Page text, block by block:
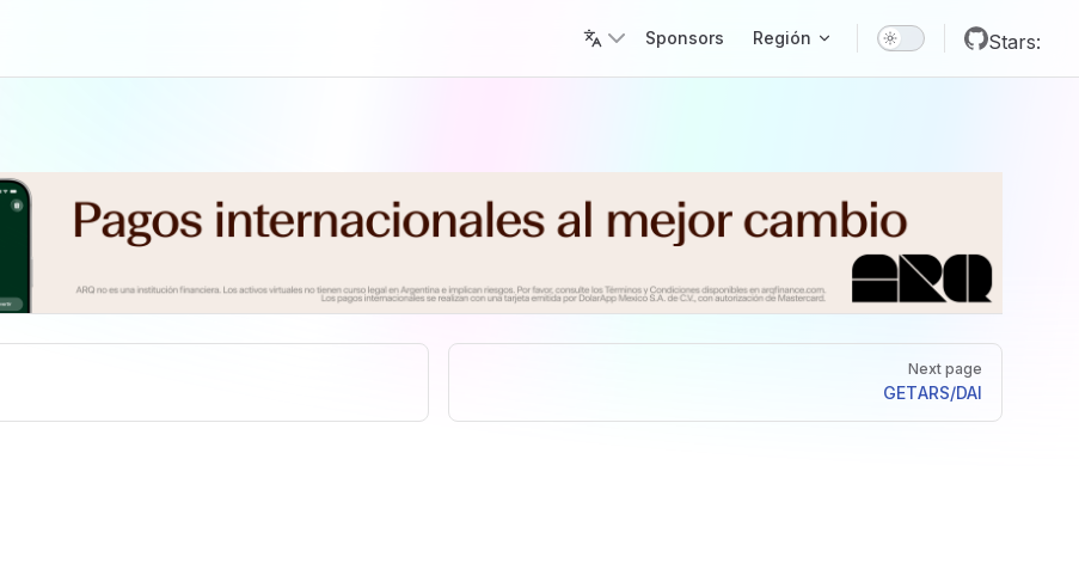
Sponsors Región Stars:
Next page
GETARS/DAI